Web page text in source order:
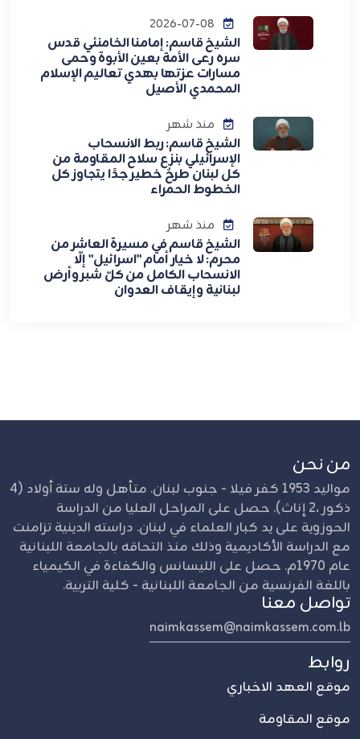
الشيخ قاسم: إمامنا الخامنئي قدس
سره رعى الأمة بعين الأبوة وحمى
مسارات عزتها بهدي تعاليم الإسلام
المحمدي الأصيل
منذ شهر
الشيخ قاسم: ربط الانسحاب
الإسرائيلي بنزع سلاح المقاومة من
كل لبنان طرحٌ خطير جدًا يتجاوز كل
الخطوط الحمراء
منذ شهر
الشيخ قاسم في مسيرة العاشر من
محرم: لا خيار أمام "اسرائيل" إلّا
الانسحاب الكامل من كلّ شبر وأرض
لبنانية وإيقاف العدوان
من نحن
مواليد 1953 كفر فيلا - جنوب لبنان. متأهل وله ستة أولاد (4
ذكور ،2 إناث). حصل على المراحل العليا من الدراسة
الحوزوية على يد كبار العلماء في لبنان. دراسته الدينية تزامنت
مع الدراسة الأكاديمية وذلك منذ التحاقه بالجامعة اللبنانية
عام 1970م. حصل على الليسانس والكفاءة في الكيمياء
باللغة الفرنسية من الجامعة اللبنانية - كلية التربية.
تواصل معنا
naimkassem@naimkassem.com.lb
روابط
موقع العهد الاخباري
موقع المقاومة